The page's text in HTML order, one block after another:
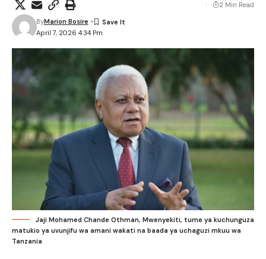
April 7, 2026 4:34 Pm
ByMarion Bosire
2 Min Read
Jaji Mohamed Chande Othman, Mwenyekiti, tume ya kuchunguza
matukio ya uvunjifu wa amani wakati na baada ya uchaguzi mkuu wa
Tanzania